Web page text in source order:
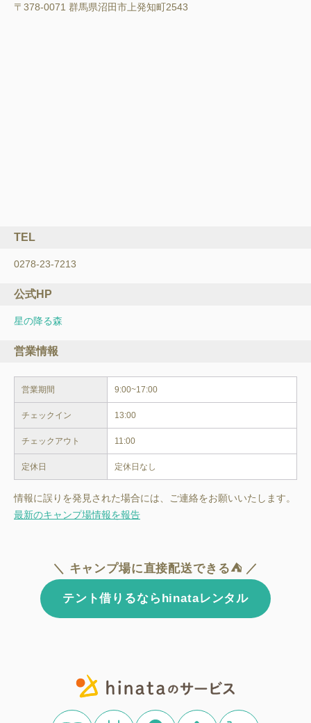
〒378-0071 群馬県沼田市上発知町2543
TEL
0278-23-7213
公式HP
星の降る森
営業情報
営業期間 9:00~17:00
チェックイン 13:00
チェックアウト 11:00
定休日 定休日なし
情報に誤りを発見された場合には、ご連絡をお願いいたします。
最新のキャンプ場情報を報告
＼ キャンプ場に直接配送できる⛺ ／
テント借りるならhinataレンタル